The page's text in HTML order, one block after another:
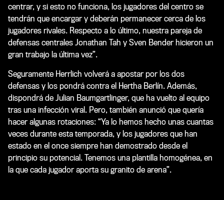
centrar, y si esto no funciona, los jugadores del centro se
tendrán que encargar y deberán permanecer cerca de los
jugadores rivales. Respecto a lo último, nuestra pareja de
defensas centrales Jonathan Tah y Sven Bender hicieron un
gran trabajo la última vez”.
Seguramente Herrlich volverá a apostar por los dos
defensas y los pondrá contra el Hertha Berlín. Además,
dispondrá de Julian Baumgartlinger, que ha vuelto al equipo
tras una infección viral. Pero, también anunció que quería
hacer algunas rotaciones: “Ya lo hemos hecho unas cuantas
veces durante esta temporada, y los jugadores que han
estado en el once siempre han demostrado desde el
principio su potencial. Tenemos una plantilla homogénea, en
la que cada jugador aporta su granito de arena”.